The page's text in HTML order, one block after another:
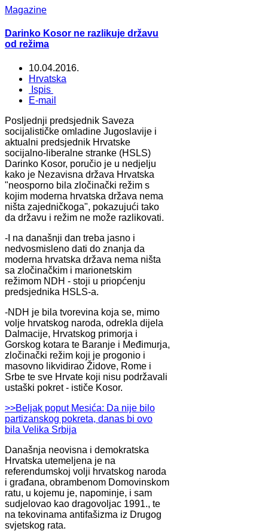
Magazine
Darinko Kosor ne razlikuje državu
od režima
10.04.2016.
Hrvatska
Ispis
E-mail
Posljednji predsjednik Saveza
socijalističke omladine Jugoslavije i
aktualni predsjednik Hrvatske
socijalno-liberalne stranke (HSLS)
Darinko Kosor, poručio je u nedjelju
kako je Nezavisna država Hrvatska
"neosporno bila zločinački režim s
kojim moderna hrvatska država nema
ništa zajedničkoga", pokazujući tako
da državu i režim ne može razlikovati.
-I na današnji dan treba jasno i
nedvosmisleno dati do znanja da
moderna hrvatska država nema ništa
sa zločinačkim i marionetskim
režimom NDH - stoji u priopćenju
predsjednika HSLS-a.
-NDH je bila tvorevina koja se, mimo
volje hrvatskog naroda, odrekla dijela
Dalmacije, Hrvatskog primorja i
Gorskog kotara te Baranje i Međimurja,
zločinački režim koji je progonio i
masovno likvidirao Židove, Rome i
Srbe te sve Hrvate koji nisu podržavali
ustaški pokret - ističe Kosor.
>>Beljak poput Mesića: Da nije bilo
partizanskog pokreta, danas bi ovo
bila Velika Srbija
Današnja neovisna i demokratska
Hrvatska utemeljena je na
referendumskoj volji hrvatskog naroda
i građana, obrambenom Domovinskom
ratu, u kojemu je, napominje, i sam
sudjelovao kao dragovoljac 1991., te
na tekovinama antifašizma iz Drugog
svjetskog rata.